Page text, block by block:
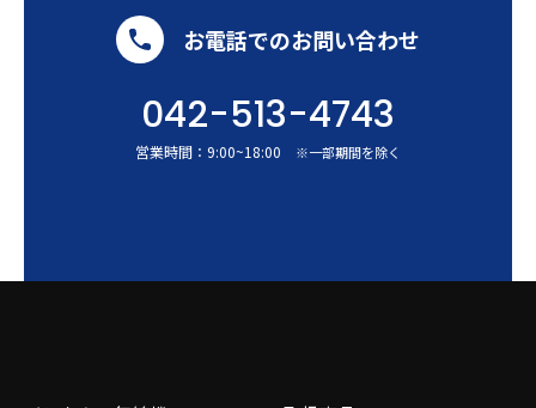
お電話でのお問い合わせ
042-513-4743
営業時間： 9:00~18:00 ※一部期間を除く